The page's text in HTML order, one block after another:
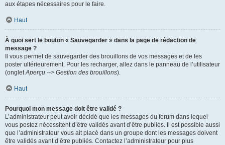
aux étapes nécessaires pour le faire.
Haut
À quoi sert le bouton « Sauvegarder » dans la page de rédaction de
message ?
Il vous permet de sauvegarder des brouillons de vos messages et de les
poster ultérieurement. Pour les recharger, allez dans le panneau de l’utilisateur
(ongletAperçu --> Gestion des brouillons).
Haut
Pourquoi mon message doit être validé ?
L’administrateur peut avoir décidé que les messages du forum dans lequel
vous postez nécessitent d’être validés avant d’être publiés. Il est possible aussi
que l’administrateur vous ait placé dans un groupe dont les messages doivent
être validés avant d’être publiés. Contactez l’administrateur pour plus